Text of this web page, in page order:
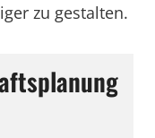
zu gestalten.